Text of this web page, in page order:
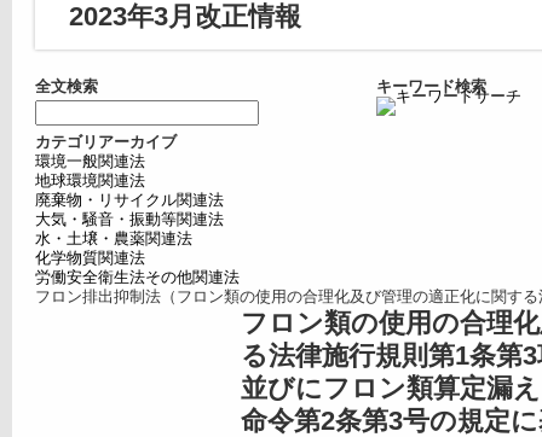
2023年3月改正情報
全文検索 キーワード検索
カテゴリアーカイブ
環境一般関連法
地球環境関連法
廃棄物・リサイクル関連法
大気・騒音・振動等関連法
水・土壌・農薬関連法
化学物質関連法
労働安全衛生法その他関連法
フロン排出抑制法（フロン類の使用の合理化及び管理の適正化に関す
フロン類の使用の合理
る法律施行規則第1条第
並びにフロン類算定漏
命令第2条第3号の規定